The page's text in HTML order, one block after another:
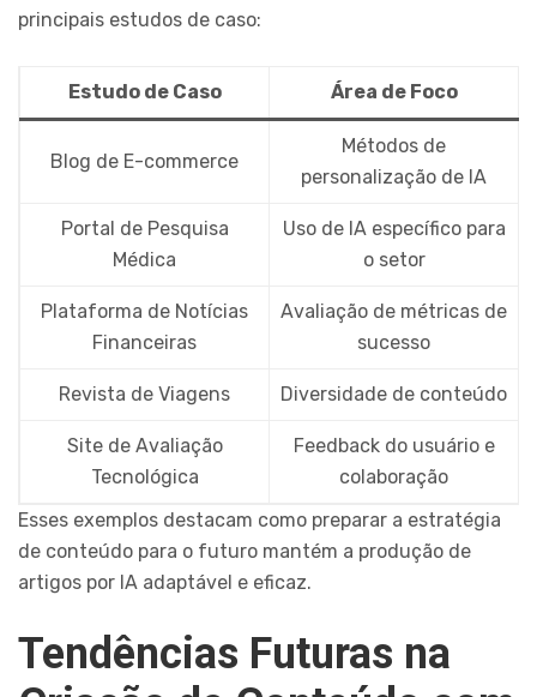
principais estudos de caso:
Estudo de Caso Área de Foco
Blog de E-commerce
Métodos de
personalização de IA
Portal de Pesquisa
Médica
Uso de IA específico para
o setor
Plataforma de Notícias
Financeiras
Avaliação de métricas de
sucesso
Revista de Viagens Diversidade de conteúdo
Site de Avaliação
Tecnológica
Feedback do usuário e
colaboração
Esses exemplos destacam como preparar a estratégia
de conteúdo para o futuro mantém a produção de
artigos por IA adaptável e eficaz.
Tendências Futuras na